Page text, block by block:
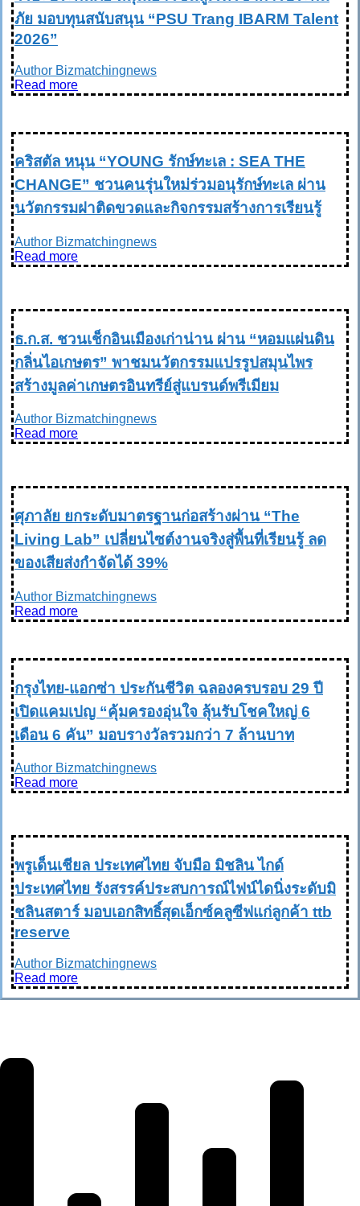
ภัย มอบทุนสนับสนุน “PSU Trang IBARM Talent
2026”
Author Bizmatchingnews
Read more
คริสตัล หนุน “YOUNG รักษ์ทะเล : SEA THE
CHANGE” ชวนคนรุ่นใหม่ร่วมอนุรักษ์ทะเล ผ่าน
นวัตกรรมฝาติดขวดและกิจกรรมสร้างการเรียนรู้
Author Bizmatchingnews
Read more
ธ.ก.ส. ชวนเช็กอินเมืองเก่าน่าน ผ่าน “หอมแผ่นดิน
กลิ่นไอเกษตร” พาชมนวัตกรรมแปรรูปสมุนไพร
สร้างมูลค่าเกษตรอินทรีย์สู่แบรนด์พรีเมียม
Author Bizmatchingnews
Read more
ศุภาลัย ยกระดับมาตรฐานก่อสร้างผ่าน “The
Living Lab” เปลี่ยนไซต์งานจริงสู่พื้นที่เรียนรู้ ลด
ของเสียส่งกำจัดได้ 39%
Author Bizmatchingnews
Read more
กรุงไทย-แอกซ่า ประกันชีวิต ฉลองครบรอบ 29 ปี
เปิดแคมเปญ “คุ้มครองอุ่นใจ ลุ้นรับโชคใหญ่ 6
เดือน 6 คัน” มอบรางวัลรวมกว่า 7 ล้านบาท
Author Bizmatchingnews
Read more
พรูเด็นเชียล ประเทศไทย จับมือ มิชลิน ไกด์
ประเทศไทย รังสรรค์ประสบการณ์ไฟน์ไดนิ่งระดับมิ
ชลินสตาร์ มอบเอกสิทธิ์สุดเอ็กซ์คลูซีฟแก่ลูกค้า ttb
reserve
Author Bizmatchingnews
Read more